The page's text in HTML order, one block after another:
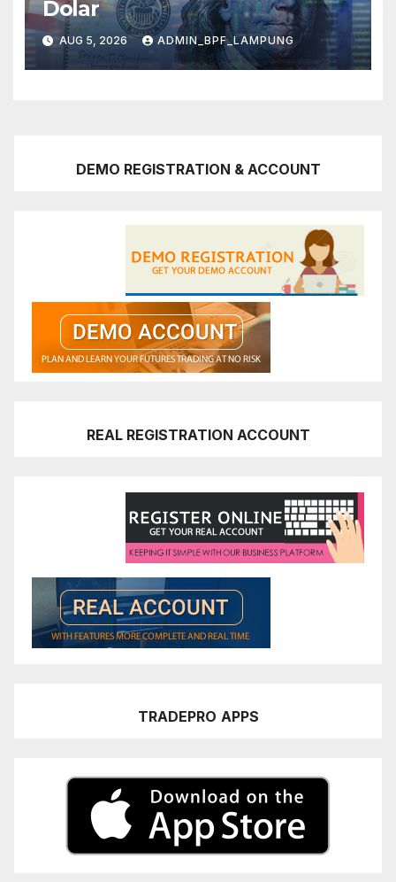
Dolar
AUG 5, 2026 ADMIN_BPF_LAMPUNG
DEMO REGISTRATION & ACCOUNT
REAL REGISTRATION ACCOUNT
TRADEPRO APPS